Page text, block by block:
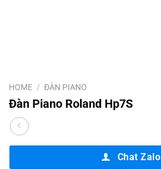
HOME / ĐÀN PIANO
Đàn Piano Roland Hp7S
Chat Zalo